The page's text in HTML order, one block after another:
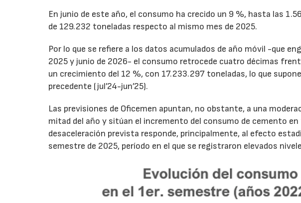
En junio de este año, el consumo ha crecido un 9 %, hasta las
de 129.232 toneladas respecto al mismo mes de 2025.
Por lo que se refiere a los datos acumulados de año móvil -que
2025 y junio de 2026- el consumo retrocede cuatro décimas
un crecimiento del 12 %, con 17.233.297 toneladas, lo que
precedente (jul’24-jun’25).
Las previsiones de Oficemen apuntan, no obstante, a una
mitad del año y sitúan el incremento del consumo de cemento
desaceleración prevista responde, principalmente, al efecto
semestre de 2025, período en el que se registraron elevados